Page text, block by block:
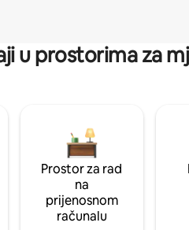
u prostorima za
Prostor za rad
na
prijenosnom
računalu